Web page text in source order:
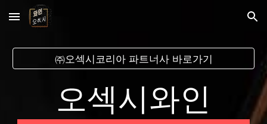
Skip to main content Skip to navigation
㈜오섹시코리아 파트너사 바로가기
오섹시와인